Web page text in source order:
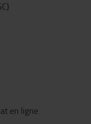
en ligne